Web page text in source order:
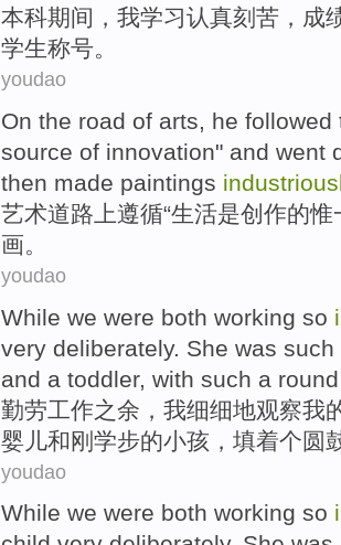
本科期间， 我学习认真刻苦，成
学生称号。
youdao
On the road of arts, he followed
source of innovation" and went
then made paintings
艺术道路 上遵循“生活是创作的惟
画。
youdao
While we were both working so
very deliberately. She was such
and a toddler, with such a
勤劳工作之余， 我细细地观察我
婴儿和刚学步的小孩，填着个圆
youdao
While we were both working so